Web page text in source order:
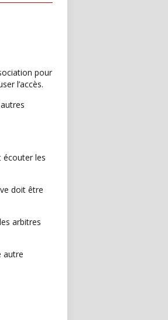
pour
l’accès.
écouter les
doit être
arbitres
autre